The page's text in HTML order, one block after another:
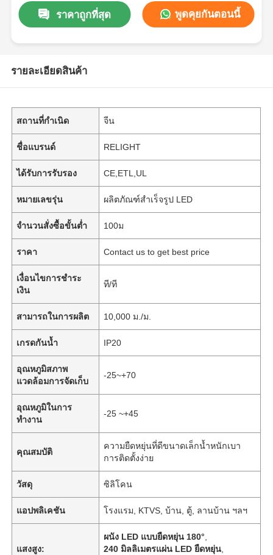
ราคาถูกที่สุด พูดคุยกันตอนนี้
รายละเอียดสินค้า
สถานที่กำเนิด จีน
ชื่อแบรนด์ RELIGHT
ได้รับการรับรอง CE,ETL,UL
หมายเลขรุ่น ผลิตภัณฑ์สำเร็จรูป LED
จำนวนสั่งซื้อขั้นต่ำ 100ม
ราคา Contact us to get best price
เงื่อนไขการชำระ
เงิน
ที/ที
สามารถในการผลิต 10,000 ม./ม.
เกรดกันน้ำ IP20
อุณหภูมิสภาพ
แวดล้อมการจัดเก็บ
-25~+70
อุณหภูมิในการ
ทำงาน
-25 ~+45
คุณสมบัติ
ความยืดหยุ่นที่ดีขนาดเล็กน้ำหนักเบา
การติดตั้งง่าย
วัสดุ ซิลิโคน
แอปพลิเคชัน โรงแรม, KTVS, บ้าน, ตู้, ลานบ้าน ฯลฯ
แสงสูง:
ผนัง LED แบบยืดหยุ่น 180°
240 มิลลิเมตรแผ่น LED ยืดหยุ่น